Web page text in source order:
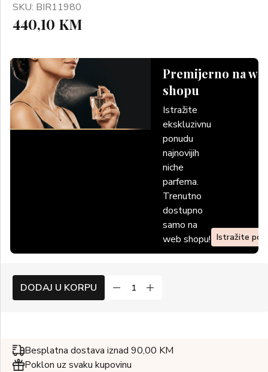
SKU: BIR11980
440,10 KM
Premijerno na
shopu
Istražite
ekskluzivnu
ponudu
najnovijih
niche
parfema.
Trenutno
dostupno
samo na
web shopu! Istražite
DODAJ U KORPU
Besplatna dostava iznad 90,00 KM
Poklon uz svaku kupovinu